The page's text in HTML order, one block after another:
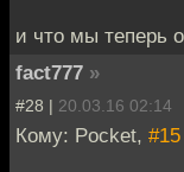
и что мы теперь
fact777 »
#28 | 20.03.16 02:14
Кому: Pocket, #15